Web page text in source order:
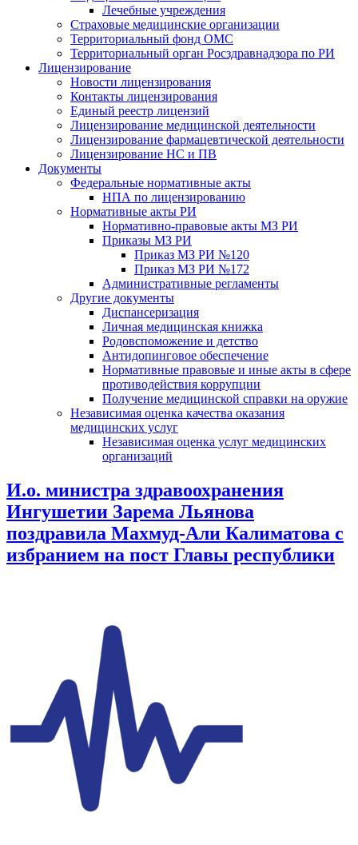
Лечебные учреждения
Страховые медицинские организации
Территориальный фонд ОМС
Территориальный орган Росздравнадзора по РИ
Лицензирование
Новости лицензирования
Контакты лицензирования
Единый реестр лицензий
Лицензирование медицинской деятельности
Лицензирование фармацевтической деятельности
Лицензирование НС и ПВ
Документы
Федеральные нормативные акты
НПА по лицензированию
Нормативные акты РИ
Нормативно-правовые акты МЗ РИ
Приказы МЗ РИ
Приказ МЗ РИ №120
Приказ МЗ РИ №172
Административные регламенты
Другие документы
Диспансеризация
Личная медицинская книжка
Родовспоможение и детство
Антидопинговое обеспечение
Нормативные правовые и иные акты в сфере
противодействия коррупции
Получение медицинской справки на оружие
Независимая оценка качества оказания
медицинских услуг
Независимая оценка услуг медицинскиx
организаций
И.о. министра здравоохранения
Ингушетии Зарема Льянова
поздравила Махмуд-Али Калиматова с
избранием на пост Главы республики